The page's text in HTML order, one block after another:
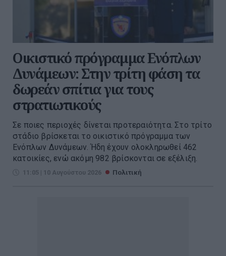
Οικιστικό πρόγραμμα Ενόπλων
Δυνάμεων: Στην τρίτη φάση τα
δωρεάν σπίτια για τους
στρατιωτικούς
Σε ποιες περιοχές δίνεται προτεραιότητα. Στο τρίτο
στάδιο βρίσκεται το οικιστικό πρόγραμμα των
Ενόπλων Δυνάμεων. Ήδη έχουν ολοκληρωθεί 462
κατοικίες, ενώ ακόμη 982 βρίσκονται σε εξέλιξη.
11:05 | 10 Αυγούστου 2026 Πολιτική